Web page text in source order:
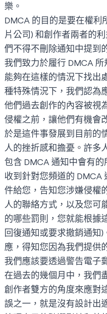
樂。
DMCA 的目的是要在權利
片公司) 和創作者兩者的
們不得不刪除通知中提到
我們致力於履行 DMCA
能夠在這樣的情況下找出
種特殊情況下，我們認為
他們過去創作的內容被視
侵權之前，讓他們有機會
於是這件事發展到目前的
人的挫折感和擔憂。許多
包含 DMCA 通知中會有
收到針對您頻道的 DMCA
件給您，告知您涉嫌侵權
人的聯絡方式，以及您可
的哪些罰則，您就能根據
回復通知或要求撤銷通知
應，得知您因為我們提供
我們應該要透過警告電子
在過去的幾個月中，我們
創作者雙方的角度來應對
誤之一，就是沒有設計出